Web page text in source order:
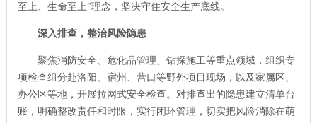
至上、生命至上”理念，坚决守住安全生产底线。
深入排查，整治风险隐患
聚焦消防安全、危化品管理、钻探施工等重点领域，组织专
项检查组分赴洛阳、宿州、营口等野外项目现场，以及家属区、
办公区等地，开展拉网式安全检查。对排查出的隐患建立清单台
账，明确整改责任和时限，实行闭环管理，切实把风险消除在萌